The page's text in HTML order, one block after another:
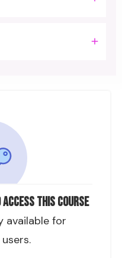
access this course
available for